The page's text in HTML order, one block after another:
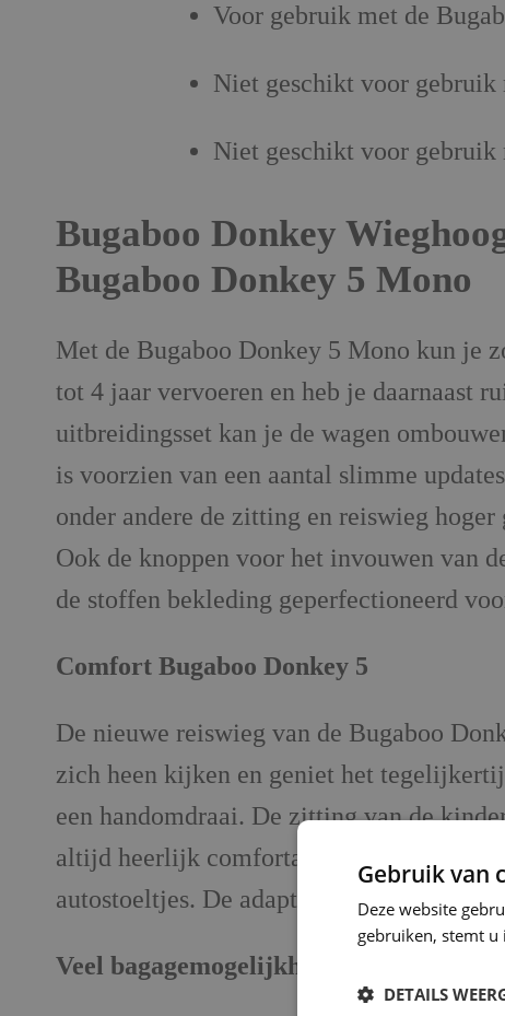
Voor gebruik met de
Niet geschikt voor gebruik
Niet geschikt voor gebruik
Bugaboo Donkey
Bugaboo Donkey 5 Mono
Met de Bugaboo Donkey 5 Mono kun je
tot 4 jaar vervoeren en heb je daarnaast
uitbreidingsset kan je de wagen
is voorzien van een aantal slimme
onder andere de zitting en reiswieg
Ook de knoppen voor het invouwen van
de stoffen bekleding geperfectioneerd
Comfort Bugaboo Donkey 5
De nieuwe reiswieg van de Bugaboo
zich heen kijken en geniet het
een handomdraai. De zitting van de
altijd heerlijk comfortabel. De
autostoeltjes. De adapter die je hiervoor
Veel bagagemogelijkheden
Gebruik van
Deze website
gebruiken, stemt u
DETAILS